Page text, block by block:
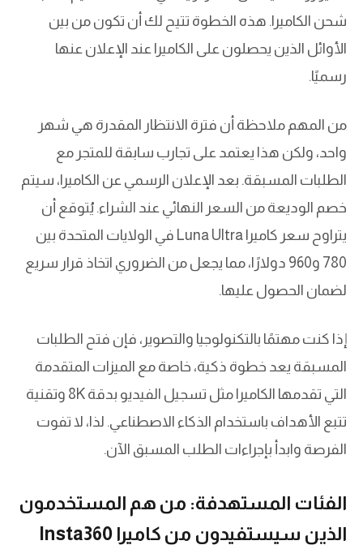
شحن الكاميرا. هذه الخطوة تتيح لك أن تكون من بين
الأوائل الذين يحصلون على الكاميرا عند الإعلان عنها
رسميًا.
من المهم ملاحظة أن فترة الانتظار المقدرة هي شهر
واحد، ولكن هذا يعتمد على تجارب سابقة للمتجر مع
الطلبات المسبقة. بعد الإعلان الرسمي عن الكاميرا، سيتم
خصم الوديعة من السعر النهائي عند الشراء. يُتوقع أن
يتراوح سعر كاميرا Luna Ultra في الولايات المتحدة بين
780 و960 دولارًا، مما يجعل من الضروري اتخاذ قرار سريع
لضمان الحصول عليها.
إذا كنت مهتمًا بالتكنولوجيا والتصوير، فإن فتح الطلبات
المسبقة يعد خطوة ذكية، خاصة مع الميزات المتقدمة
التي تقدمها الكاميرا مثل تسجيل الفيديو بدقة 8K وتقنية
تتبع الأهداف باستخدام الذكاء الاصطناعي. لذا، لا تفوت
الفرصة وابدأ بإجراءات الطلب المسبق الآن.
الفئات المستهدفة: من هم المستخدمون
الذين سيستفيدون من كاميرا Insta360